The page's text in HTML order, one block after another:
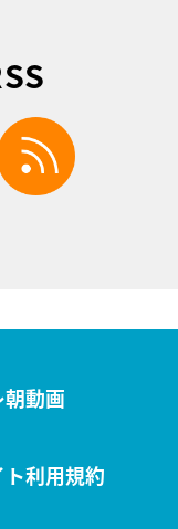
朝動画
ト利用規約